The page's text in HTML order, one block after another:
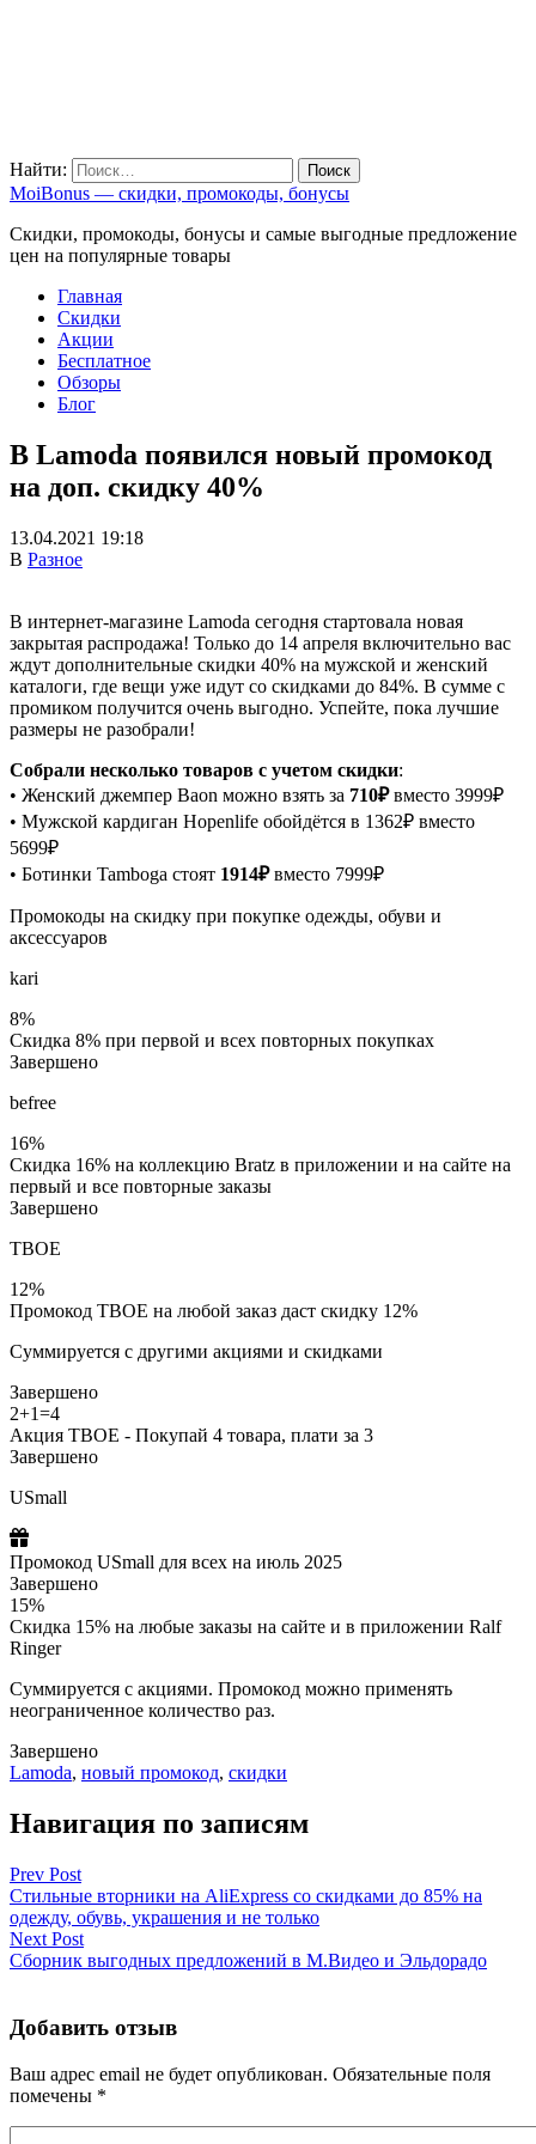
Найти:
MoiBonus — скидки, промокоды, бонусы
Скидки, промокоды, бонусы и самые выгодные предложение
цен на популярные товары
Главная
Скидки
Акции
Бесплатное
Обзоры
Блог
В Lamoda появился новый промокод
на доп. скидку 40%
13.04.2021 19:18
В Разное
В интернет-магазине Lamoda сегодня стартовала новая
закрытая распродажа! Только до 14 апреля включительно вас
ждут дополнительные скидки 40% на мужской и женский
каталоги, где вещи уже идут со скидками до 84%. В сумме с
промиком получится очень выгодно. Успейте, пока лучшие
размеры не разобрали!
Собрали несколько товаров с учетом скидки:
• Женский джемпер Baon можно взять за 710₽вместо 3999₽
• Мужской кардиган Hopenlife обойдётся в 1362₽ вместо
5699₽
• Ботинки Tamboga стоят 1914₽вместо 7999₽
Промокоды на скидку при покупке одежды, обуви и
аксессуаров
kari
8%
Скидка 8% при первой и всех повторных покупках
Завершено
befree
16%
Скидка 16% на коллекцию Bratz в приложении и на сайте на
первый и все повторные заказы
Завершено
ТВОЕ
12%
Промокод ТВОЕ на любой заказ даст скидку 12%
Суммируется с другими акциями и скидками
Завершено
2+1=4
Акция ТВОЕ - Покупай 4 товара, плати за 3
Завершено
USmall
Промокод USmall для всех на июль 2025
Завершено
15%
Скидка 15% на любые заказы на сайте и в приложении Ralf
Ringer
Cуммируется с акциями. Промокод можно применять
неограниченное количество раз.
Завершено
Lamoda, новый промокод, скидки
Навигация по записям
Prev Post
Стильные вторники на AliExpress со скидками до 85% на
одежду, обувь, украшения и не только
Next Post
Сборник выгодных предложений в М.Видео и Эльдорадо
Добавить отзыв
Ваш адрес email не будет опубликован. Обязательные поля
помечены *